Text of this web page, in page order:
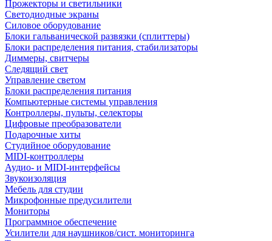
Прожекторы и светильники
Светодиодные экраны
Силовое оборудование
Блоки гальванической развязки (сплиттеры)
Блоки распределения питания, стабилизаторы
Диммеры, свитчеры
Следящий свет
Управление светом
Блоки распределения питания
Компьютерные системы управления
Контроллеры, пульты, селекторы
Цифровые преобразователи
Подарочные хиты
Студийное оборудование
MIDI-контроллеры
Аудио- и MIDI-интерфейсы
Звукоизоляция
Мебель для студии
Микрофонные предусилители
Мониторы
Программное обеспечение
Усилители для наушников/сист. мониторинга